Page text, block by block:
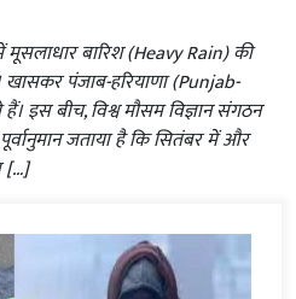
बारिश (Heavy Rain) की
पंजाब-हरियाणा (Punjab-
इस बीच, विश्व मौसम विज्ञान संगठन
जताया है कि सितंबर में और
[…]